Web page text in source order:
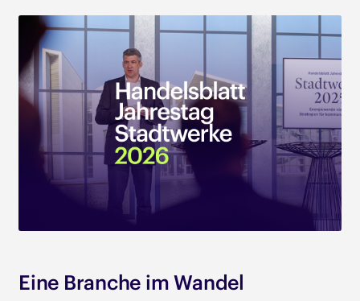
Eine Branche im Wandel